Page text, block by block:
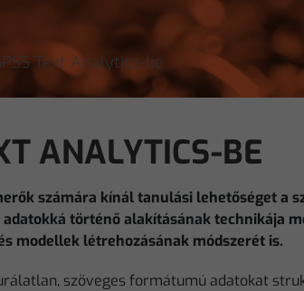
Text Analytics-be
ANALYTICS-BE
számára kínál tanulási lehetőséget a
történő alakításának technikája
modellek létrehozásának módszerét is.
szöveges formátumú adatokat